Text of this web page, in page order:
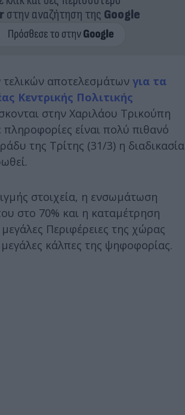
στην αναζήτηση της Google
αποτελεσμάτων για τα
Κεντρικής Πολιτικής
στην Χαριλάου Τρικούπη
είναι πολύ πιθανό
της Τρίτης (31/3) η διαδικασία
στοιχεία, η ενσωμάτωση
στο 70% και η καταμέτρηση
Περιφέρειες της χώρας
μεγάλες κάλπες της ψηφοφορίας.